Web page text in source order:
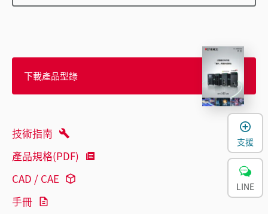
下載產品型錄
技術指南
產品規格(PDF)
CAD / CAE
手冊
支援
LINE